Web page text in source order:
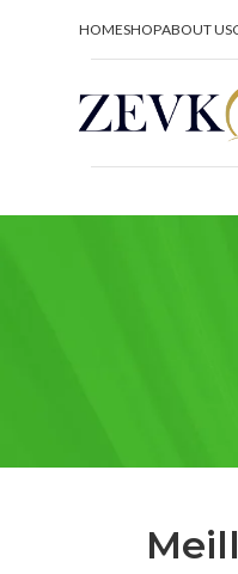
HOMESHOPABOUT US